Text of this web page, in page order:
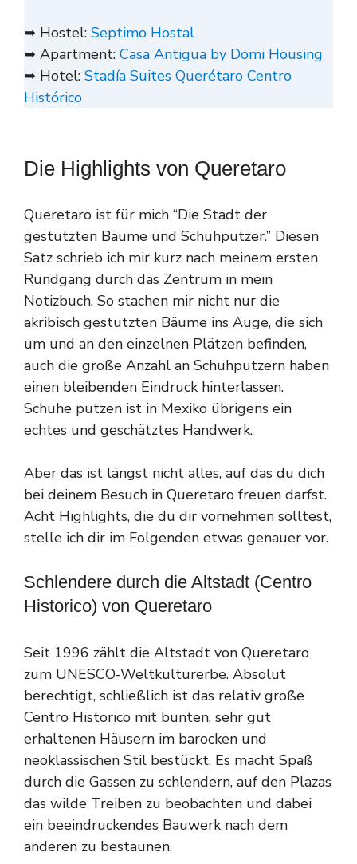
➥ Hostel: Septimo Hostal
➥ Apartment: Casa Antigua by Domi Housing
➥ Hotel: Stadía Suites Querétaro Centro
Histórico
Die Highlights von Queretaro
Queretaro ist für mich “Die Stadt der
gestutzten Bäume und Schuhputzer.” Diesen
Satz schrieb ich mir kurz nach meinem ersten
Rundgang durch das Zentrum in mein
Notizbuch. So stachen mir nicht nur die
akribisch gestutzten Bäume ins Auge, die sich
um und an den einzelnen Plätzen befinden,
auch die große Anzahl an Schuhputzern haben
einen bleibenden Eindruck hinterlassen.
Schuhe putzen ist in Mexiko übrigens ein
echtes und geschätztes Handwerk.
Aber das ist längst nicht alles, auf das du dich
bei deinem Besuch in Queretaro freuen darfst.
Acht Highlights, die du dir vornehmen solltest,
stelle ich dir im Folgenden etwas genauer vor.
Schlendere durch die Altstadt (Centro
Historico) von Queretaro
Seit 1996 zählt die Altstadt von Queretaro
zum UNESCO-Weltkulturerbe. Absolut
berechtigt, schließlich ist das relativ große
Centro Historico mit bunten, sehr gut
erhaltenen Häusern im barocken und
neoklassischen Stil bestückt. Es macht Spaß
durch die Gassen zu schlendern, auf den Plazas
das wilde Treiben zu beobachten und dabei
ein beeindruckendes Bauwerk nach dem
anderen zu bestaunen.